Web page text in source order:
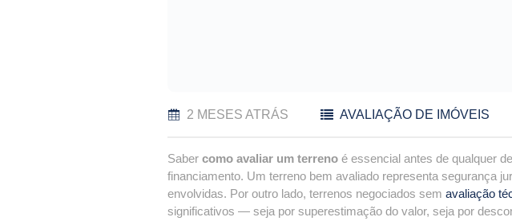
2 MESES ATRÁS AVALIAÇÃO DE IMÓVEIS
Saber como avaliar um terreno é essencial antes de qualquer
financiamento. Um terreno bem avaliado representa segurança
envolvidas. Por outro lado, terrenos negociados sem avaliação
significativos — seja por superestimação do valor, seja por